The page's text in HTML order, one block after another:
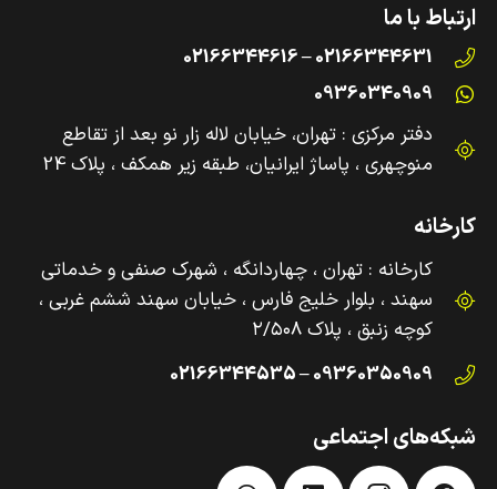
ارتباط با ما
02166344631 – 02166344616
09360340909
دفتر مرکزی : تهران، خیابان لاله زار نو بعد از تقاطع
منوچهری ، پاساژ ایرانیان، طبقه زیر همکف ، پلاک 24
کارخانه
کارخانه : تهران ، چهاردانگه ، شهرک صنفی و‌ خدماتی
سهند ، بلوار خلیج فارس ، خیابان سهند ششم غربی ،
کوچه زنبق ، پلاک ۲/۵۰۸
09360350909 – 02166344535
شبکه‌های اجتماعی